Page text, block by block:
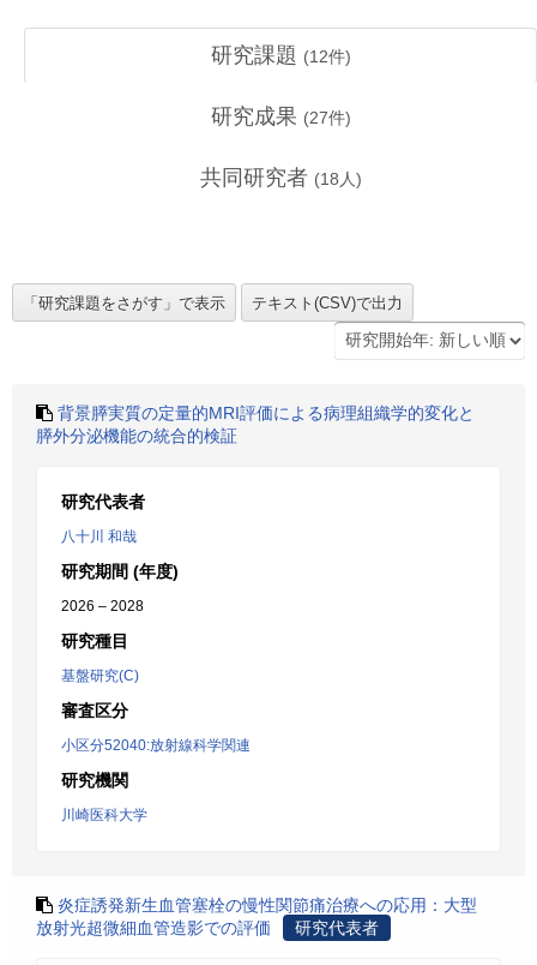
研究課題 (12件)
研究成果 (27件)
共同研究者 (18 人)
背景膵実質の定量的MRI評価による病理組織学的変化と
膵外分泌機能の統合的検証
研究代表者
八十川 和哉
研究期間 (年度)
2026 – 2028
研究種目
基盤研究(C)
審査区分
小区分52040:放射線科学関連
研究機関
川崎医科大学
炎症誘発新生血管塞栓の慢性関節痛治療への応用：大型
放射光超微細血管造影での評価
研究代表者